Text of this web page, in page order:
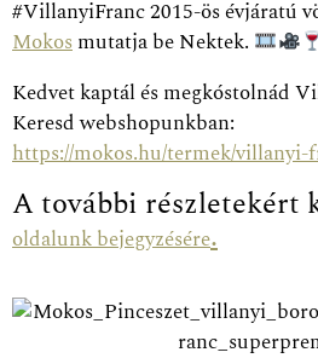
#VillanyiFranc 2015-ös évjáratú
Mokosmutatja be Nektek.
Kedvet kaptál és megkóstolnád
Keresd webshopunkban:
https://mokos.hu/termek/villanyi-
A további részletekért
oldalunk bejegyzésére.